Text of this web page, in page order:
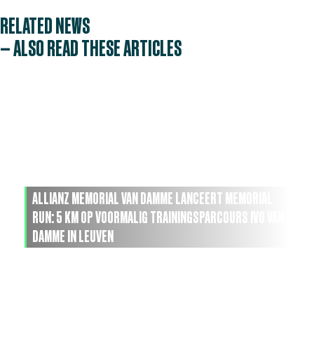
RELATED NEWS
— ALSO READ THESE ARTICLES
ALLIANZ MEMORIAL VAN DAMME LANCEERT MEMORIAL
RUN: 5 KM OP VOORMALIG TRAININGSPARCOURS IVO VAN
DAMME IN LEUVEN